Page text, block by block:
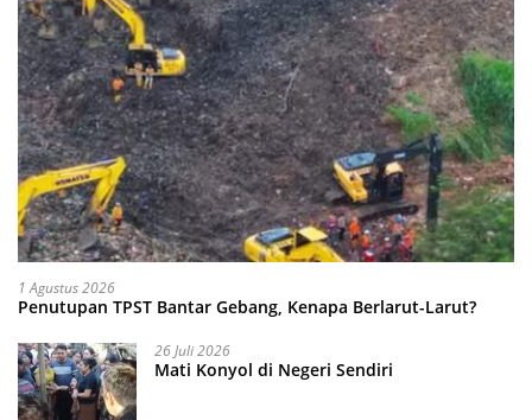
1 Agustus 2026
Penutupan TPST Bantar Gebang, Kenapa Berlarut-Larut?
26 Juli 2026
Mati Konyol di Negeri Sendiri